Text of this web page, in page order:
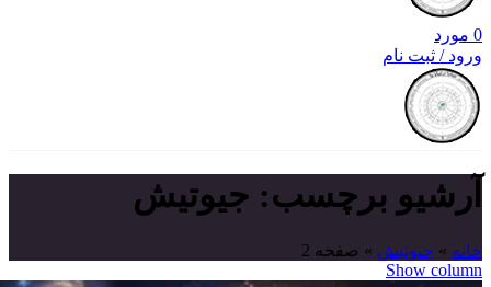
0 مورد
ورود / ثبت نام
آرشیو برچسب: جیوتیش
خانه » جیوتیش » صفحه 2
Show column